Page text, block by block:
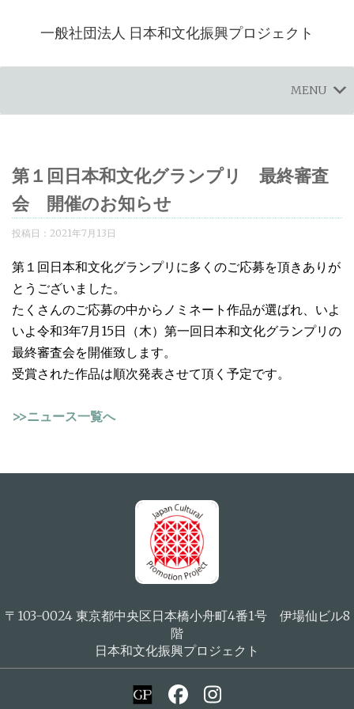
一般社団法人 日本和文化振興プロジェクト
MENU
第１回日本和文化グランプリ 最終審査
会 開催のお知らせ
投稿日： 2021年7月13日
第１回日本和文化グランプリに多くのご応募を頂きありが
とうございました。
たくさんのご応募の中からノミネート作品が選ばれ、いよ
いよ令和3年7月15日（木）第一回日本和文化グランプリの
最終審査会を開催致します。
受賞された作品は順次発表させて頂く予定です。
>>ニュース一覧へ
〒103-0024 東京都中央区日本橋小舟町4番1号 伊場仙ビル8
階
日本和文化振興プロジェクト